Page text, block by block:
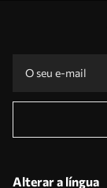
Alterar a língua